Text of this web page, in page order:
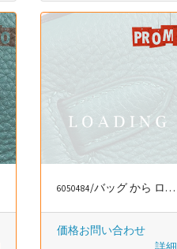
6050484/バッグ から ロエベ/LOEWE
価格お問い合わせ